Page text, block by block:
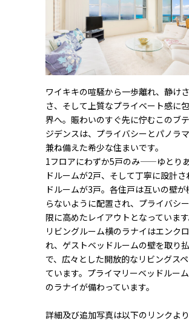
ワイキキの喧騒から一歩離れ、静け
さ、そして上質なプライベート感に
界へ。賑わいのすぐ先に佇むこのブ
ジデンスは、プライバシーとパノラ
兼ね備えた希少な住まいです。
1フロアにわずか5戸のみ——ゆとり
ドルームが2戸、そして丁寧に設計さ
ドルームが3戸。各住戸は互いの壁が
らないように配置され、プライバシ
限に高めたレイアウトとなっています
リビングルーム横のラナイはエンク
れ、ゲストベッドルームの壁を取り
で、広々とした開放的なリビングス
ています。プライマリーベッドルー
のラナイが備わっています。
詳細及び追加写真は以下のリンクよ